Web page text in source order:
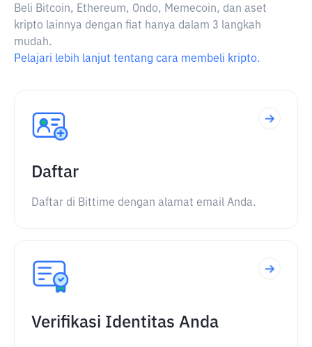
Beli Bitcoin, Ethereum, Ondo, Memecoin, dan aset
kripto lainnya dengan fiat hanya dalam 3 langkah
mudah.
Pelajari lebih lanjut tentang cara membeli kripto.
Daftar
Daftar di Bittime dengan alamat email Anda.
Verifikasi Identitas Anda